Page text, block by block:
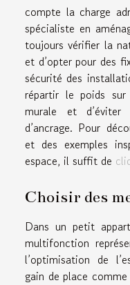
compte la charge
spécialiste en
toujours vérifier la
et d’opter pour des
sécurité des
répartir le poids
murale et
d’ancrage. Pour
et des exemples
espace, il suffit de
Choisir des
Dans un petit
multifonction
l’optimisation de
gain de place